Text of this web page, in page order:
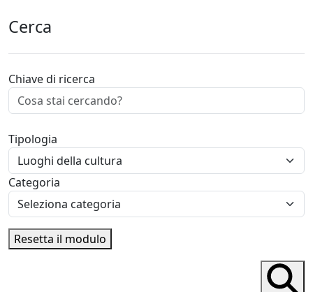
Cerca
Chiave di ricerca
Tipologia
Categoria
Resetta il modulo